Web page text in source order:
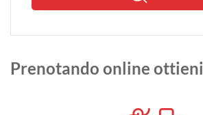
Prenotando online ottieni